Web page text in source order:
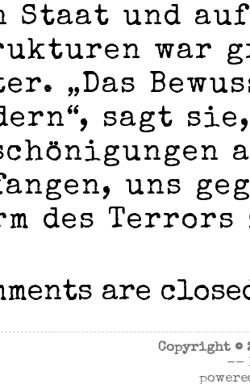
Staat und
war
„Das
sagt
uns
des Terrors
are
Copyright ©
--